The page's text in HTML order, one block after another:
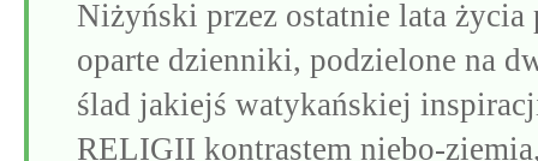
Niżyński przez ostatnie lata
oparte dzienniki, podzielone na
ślad jakiejś watykańskiej